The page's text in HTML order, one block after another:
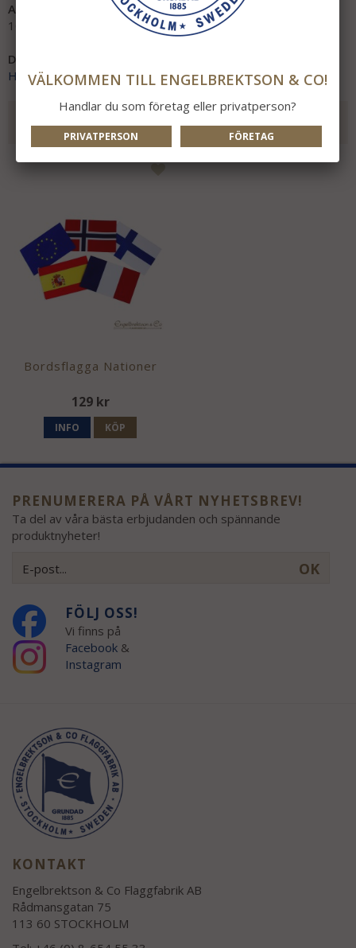
Artikelnummer:
1098-30
Direktlänk:
Högerklicka och kopiera adressen
REKOMMENDERADE TILLBEHÖR TILL DENNA
PRODUKT
Bordsflagga Nationer
129 kr
INFO KÖP
PRENUMERERA PÅ VÅRT NYHETSBREV!
Ta del av våra bästa erbjudanden och spännande
produktnyheter!
OK
FÖLJ OSS!
Vi finns på
Facebook&
Instagram
KONTAKT
Engelbrektson & Co Flaggfabrik AB
Rådmansgatan 75
113 60 STOCKHOLM
VÄLKOMMEN TILL ENGELBREKTSON & CO!
Handlar du som företag eller privatperson?
PRIVATPERSON FÖRETAG